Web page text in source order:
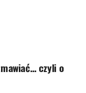
czyli o